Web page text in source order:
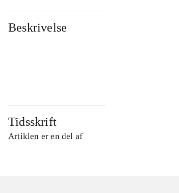
Beskrivelse
Tidsskrift
Artiklen er en del af